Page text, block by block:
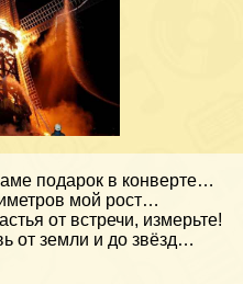
подарок в конверте…
мой рост…
от встречи, измерьте!
от земли и до звёзд…